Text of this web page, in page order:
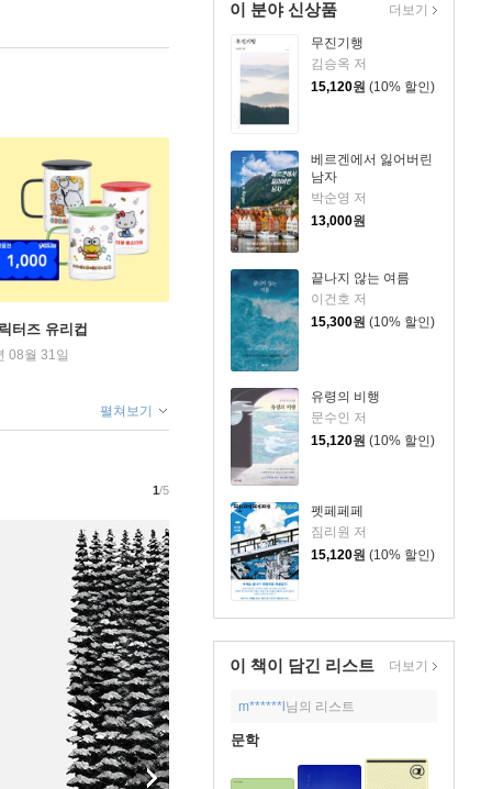
이 분야 신상품
무진기행
김승옥 저
15,120원 (10% 할인)
베르겐에서 잃어버린
남자
박순영 저
13,000원
끝나지 않는 여름
이건호 저
15,300원 (10% 할인)
유령의 비행
문수인 저
15,120원 (10% 할인)
펫페페페
짐리원 저
15,120원 (10% 할인)
더보기
이 책이 담긴 리스트 더보기
m******l 님의 리스트
문학
터즈 유리컵
08월 31일
펼쳐보기
1/5